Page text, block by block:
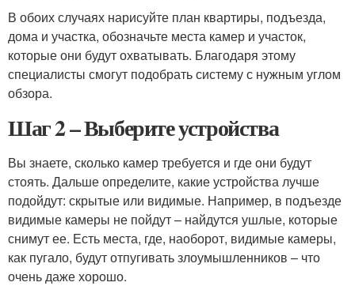
В обоих случаях нарисуйте план квартиры, подъезда,
дома и участка, обозначьте места камер и участок,
которые они будут охватывать. Благодаря этому
специалисты смогут подобрать систему с нужным углом
обзора.
Шаг 2 – Выберите устройства
Вы знаете, сколько камер требуется и где они будут
стоять. Дальше определите, какие устройства лучше
подойдут: скрытые или видимые. Например, в подъезде
видимые камеры не пойдут – найдутся ушлые, которые
снимут ее. Есть места, где, наоборот, видимые камеры,
как пугало, будут отпугивать злоумышленников – что
очень даже хорошо.